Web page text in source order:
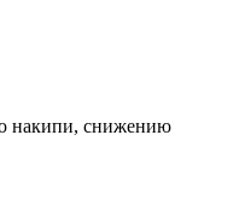
накипи, снижению